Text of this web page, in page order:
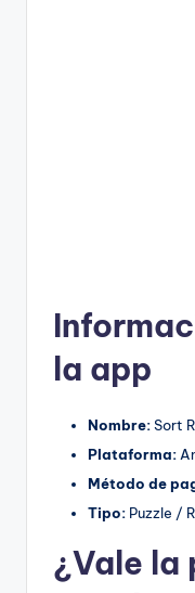
la app
Nombre:Sort
Plataforma:
Método de
Tipo: Puzzle /
¿Vale la